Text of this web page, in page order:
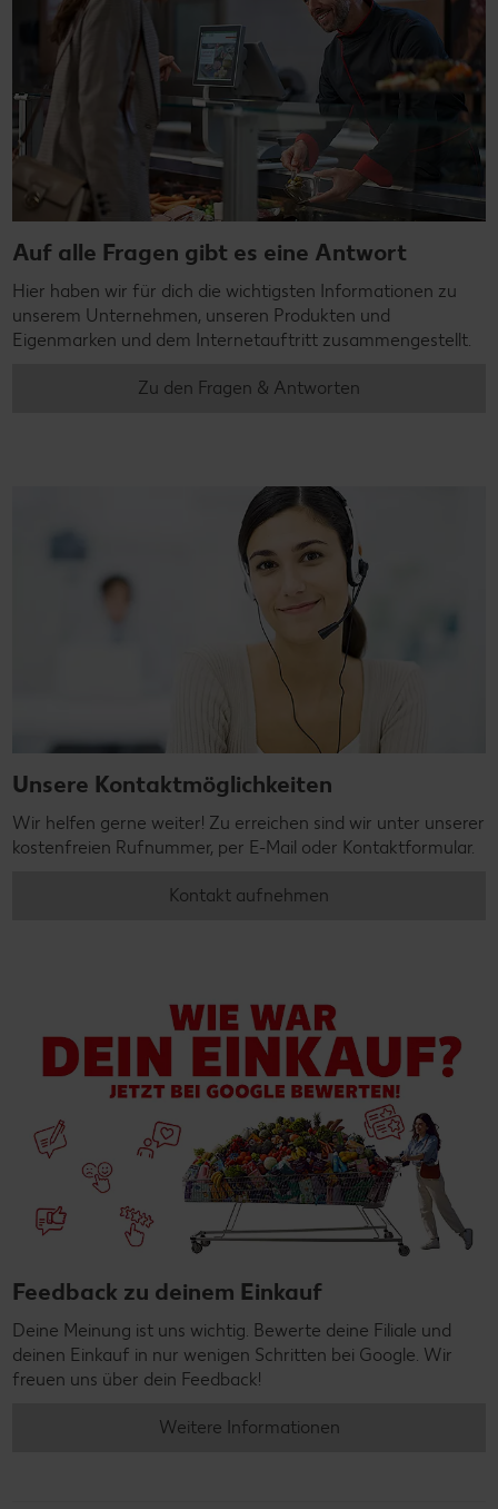
Auf alle Fragen gibt es eine Antwort
Hier haben wir für dich die wichtigsten Informationen zu
unserem Unternehmen, unseren Produkten und
Eigenmarken und dem Internetauftritt zusammengestellt.
Zu den Fragen & Antworten
Unsere Kontaktmöglichkeiten
Wir helfen gerne weiter! Zu erreichen sind wir unter unserer
kostenfreien Rufnummer, per E-Mail oder Kontaktformular.
Kontakt aufnehmen
Feedback zu deinem Einkauf
Deine Meinung ist uns wichtig. Bewerte deine Filiale und
deinen Einkauf in nur wenigen Schritten bei Google. Wir
freuen uns über dein Feedback!
Weitere Informationen